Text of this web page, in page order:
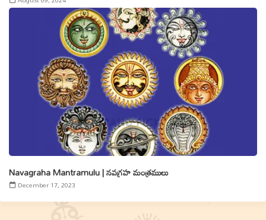
Navagraha Mantramulu | నవగ్రహ మంత్రములు
December 17, 2023